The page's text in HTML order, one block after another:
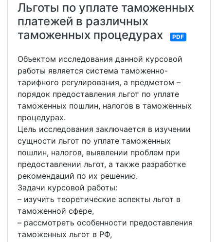
Льготы по уплате таможенных
платежей в различных
таможенных процедурах
PDF
Объектом исследования данной курсовой
работы является система таможенно-
тарифного регулирования, а предметом –
порядок предоставления льгот по уплате
таможенных пошлин, налогов в таможенных
процедурах.
Цель исследования заключается в изучении
сущности льгот по уплате таможенных
пошлин, налогов, выявлении проблем при
предоставлении льгот, а также разработке
рекомендаций по их решению.
Задачи курсовой работы:
– изучить теоретические аспекты льгот в
таможенной сфере,
– рассмотреть особенности предоставления
таможенных льгот в РФ,